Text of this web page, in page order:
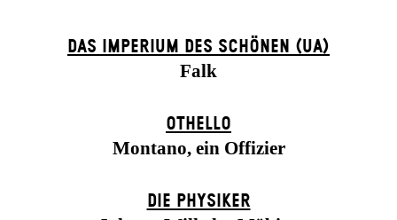
DAS IMPERIUM DES SCHÖNEN (UA)
Falk
OTHELLO
Montano, ein Offizier
DIE PHYSIKER